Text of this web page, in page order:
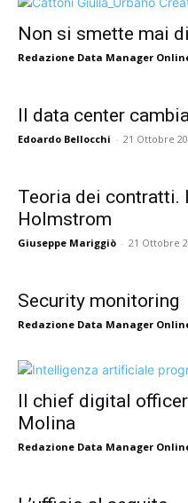
Non si smette mai
Redazione Data Manager
Il data center
Edoardo Bellocchi - 21 Ottobre
Teoria dei contratti.
Holmstrom
Giuseppe Mariggiò - 21 Ottobre
Security monitoring
Redazione Data Manager
Il chief digital
Molina
Redazione Data Manager